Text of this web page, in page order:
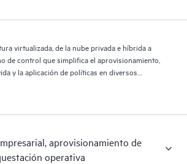
virtualizada, de la nube privada e híbrida a
de control que simplifica el aprovisionamiento,
y la aplicación de políticas en diversos
aprovisionamiento de
operativa